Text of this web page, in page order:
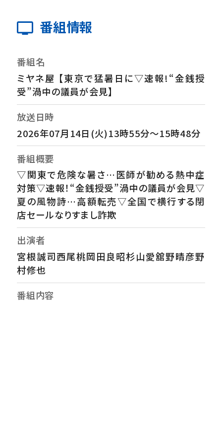
番組情報
番組名
ミヤネ屋 【東京で猛暑日に▽速報!“金銭授
受”渦中の議員が会見】
放送日時
2026年07月14日(火)13時55分～15時48分
番組概要
▽関東で危険な暑さ…医師が勧める熱中症
対策▽速報！“金銭授受”渦中の議員が会見▽
夏の風物詩…高額転売▽全国で横行する閉
店セールなりすまし詐欺
出演者
宮根誠司西尾桃岡田良昭杉山愛舘野晴彦野
村修也
番組内容